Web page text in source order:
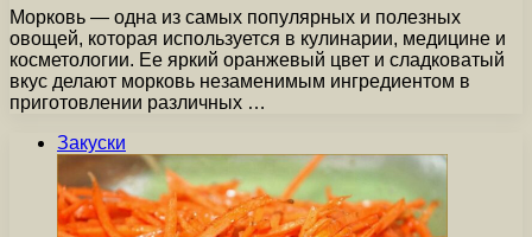
Морковь — одна из самых популярных и полезных
овощей, которая используется в кулинарии, медицине и
косметологии. Ее яркий оранжевый цвет и сладковатый
вкус делают морковь незаменимым ингредиентом в
приготовлении различных …
Закуски